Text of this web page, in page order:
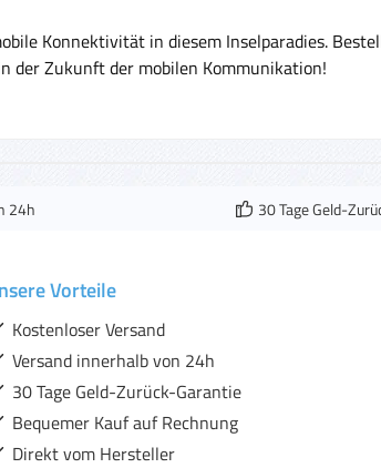
Konnektivität in diesem Inselparadies.
der Zukunft der mobilen Kommunikation!
24h 30 Tage Geld-
Vorteile
Kostenloser Versand
Versand innerhalb von 24h
30 Tage Geld-Zurück-Garantie
Bequemer Kauf auf Rechnung
Direkt vom Hersteller